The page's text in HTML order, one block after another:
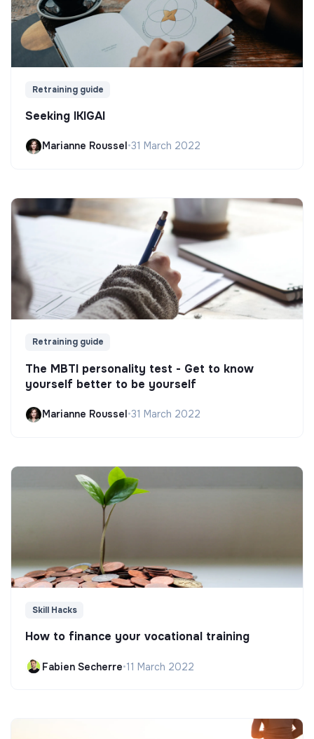
Retraining guide
Seeking IKIGAI
Marianne Roussel •31 March 2022
Retraining guide
The MBTI personality test - Get to know
yourself better to be yourself
Marianne Roussel•31 March 2022
Skill Hacks
How to finance your vocational training
Fabien Secherre•11 March 2022